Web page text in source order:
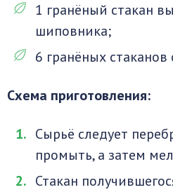
1 гранёный стакан
шиповника;
6 гранёных
Схема приготовления:
Сырьё следует
промыть, а затем
Стакан